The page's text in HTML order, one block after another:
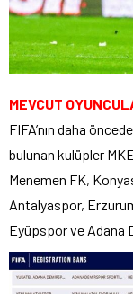
MEVCUT
FIFA’nın daha
bulunan kulüpler
Menemen FK,
Antalyaspor,
Eyüpspor ve Adana